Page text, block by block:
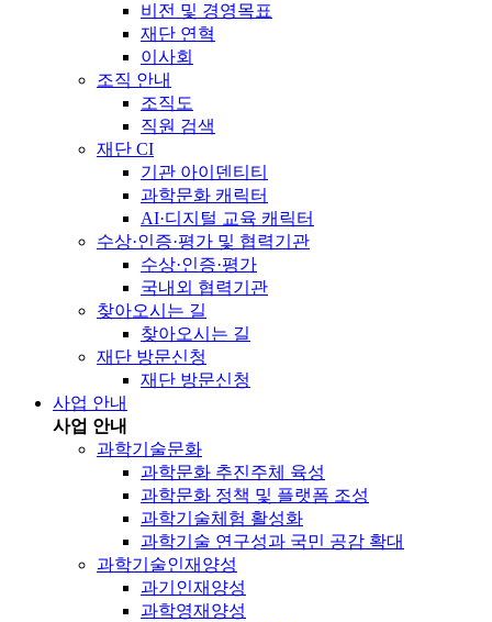
비전 및 경영목표
재단 연혁
이사회
조직 안내
조직도
직원 검색
재단 CI
기관 아이덴티티
과학문화 캐릭터
AI·디지털 교육 캐릭터
수상·인증·평가 및 협력기관
수상·인증·평가
국내외 협력기관
찾아오시는 길
찾아오시는 길
재단 방문신청
재단 방문신청
사업 안내
사업 안내
과학기술문화
과학문화 추진주체 육성
과학문화 정책 및 플랫폼 조성
과학기술체험 활성화
과학기술 연구성과 국민 공감 확대
과학기술인재양성
과기인재양성
과학영재양성